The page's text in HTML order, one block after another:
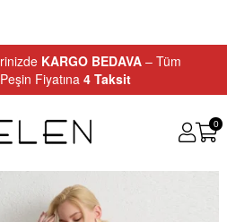
KARGO BEDAVA – Tüm
Fiyatına4 Taksit
0